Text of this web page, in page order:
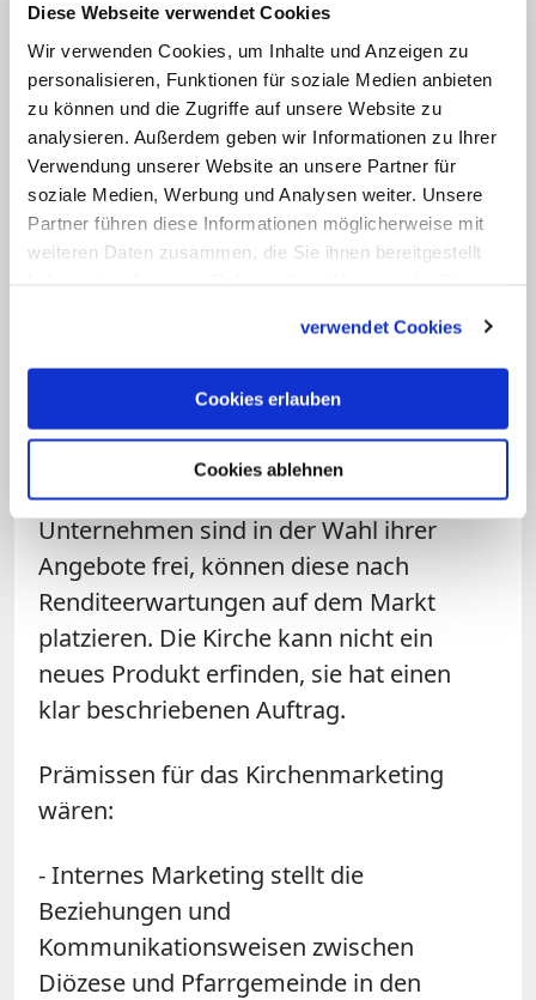
Diese Webseite verwendet Cookies
Wir verwenden Cookies, um Inhalte und Anzeigen zu
personalisieren, Funktionen für soziale Medien anbieten
zu können und die Zugriffe auf unsere Website zu
analysieren. Außerdem geben wir Informationen zu Ihrer
Verwendung unserer Website an unsere Partner für
soziale Medien, Werbung und Analysen weiter. Unsere
Partner führen diese Informationen möglicherweise mit
weiteren Daten zusammen, die Sie ihnen bereitgestellt
verwendet Cookies
Cookies erlauben
Cookies ablehnen
Einrichtungen bestrebt, die Beziehungen
zu ihrer Außenwelt sicherzustellen. Im
Fachjargon des Marketings würde man
sagen, dass die "Gläubigen" ein knappes
Gut darstellen, um das sich die
Gemeinden bemühen müssen und damit
in Konkurrenz zu anderen
sowohl theologisch ("Verkündet das Wort
es keine Gläubigen, wäre die
Pfarrgemeinde überflüssig.) begründet.
Jedoch gibt es auch einen
entscheidenden Unterschied:
Unternehmen sind in der Wahl ihrer
Angebote frei, können diese nach
Renditeerwartungen auf dem Markt
platzieren. Die Kirche kann nicht ein
neues Produkt erfinden, sie hat einen
klar beschriebenen Auftrag.
Prämissen für das Kirchenmarketing
wären:
- Internes Marketing stellt die
Beziehungen und
Kommunikationsweisen zwischen
Diözese und Pfarrgemeinde in den